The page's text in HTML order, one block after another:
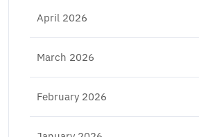
April 2026
March 2026
February 2026